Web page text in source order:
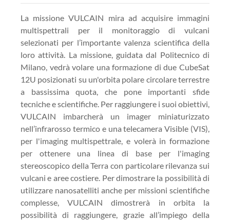
La missione VULCAIN mira ad acquisire immagini
multispettrali per il monitoraggio di vulcani
selezionati per l’importante valenza scientifica della
loro attività. La missione, guidata dal Politecnico di
Milano, vedrà volare una formazione di due CubeSat
12U posizionati su un'orbita polare circolare terrestre
a bassissima quota, che pone importanti sfide
tecniche e scientifiche. Per raggiungere i suoi obiettivi,
VULCAIN imbarcherà un imager miniaturizzato
nell’infrarosso termico e una telecamera Visible (VIS),
per l'imaging multispettrale, e volerà in formazione
per ottenere una linea di base per l'imaging
stereoscopico della Terra con particolare rilevanza sui
vulcani e aree costiere. Per dimostrare la possibilità di
utilizzare nanosatelliti anche per missioni scientifiche
complesse, VULCAIN dimostrerà in orbita la
possibilità di raggiungere, grazie all’impiego della